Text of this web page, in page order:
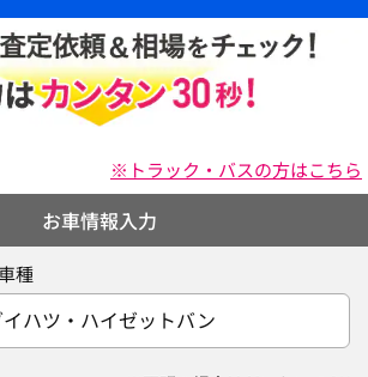
※トラック・バスの方はこちら
お車情報入力
種
ハツ・ハイゼットバン